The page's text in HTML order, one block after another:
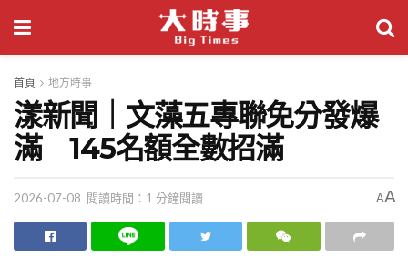
首頁 地方時事
漾新聞｜文藻五專聯免分發爆
滿 145名額全數招滿
2026-07-08 閱讀時間：1 分鐘閱讀 AA